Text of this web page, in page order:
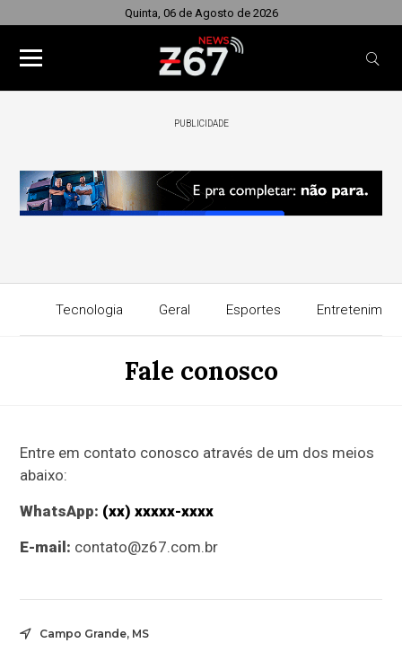
Quinta, 06 de Agosto de 2026
PUBLICIDADE
Tecnologia Geral Esportes
Fale conosco
Entre em contato conosco através de um dos meios
abaixo:
WhatsApp: (xx) xxxxx-xxxx
E-mail: contato@z67.com.br
Campo Grande, MS